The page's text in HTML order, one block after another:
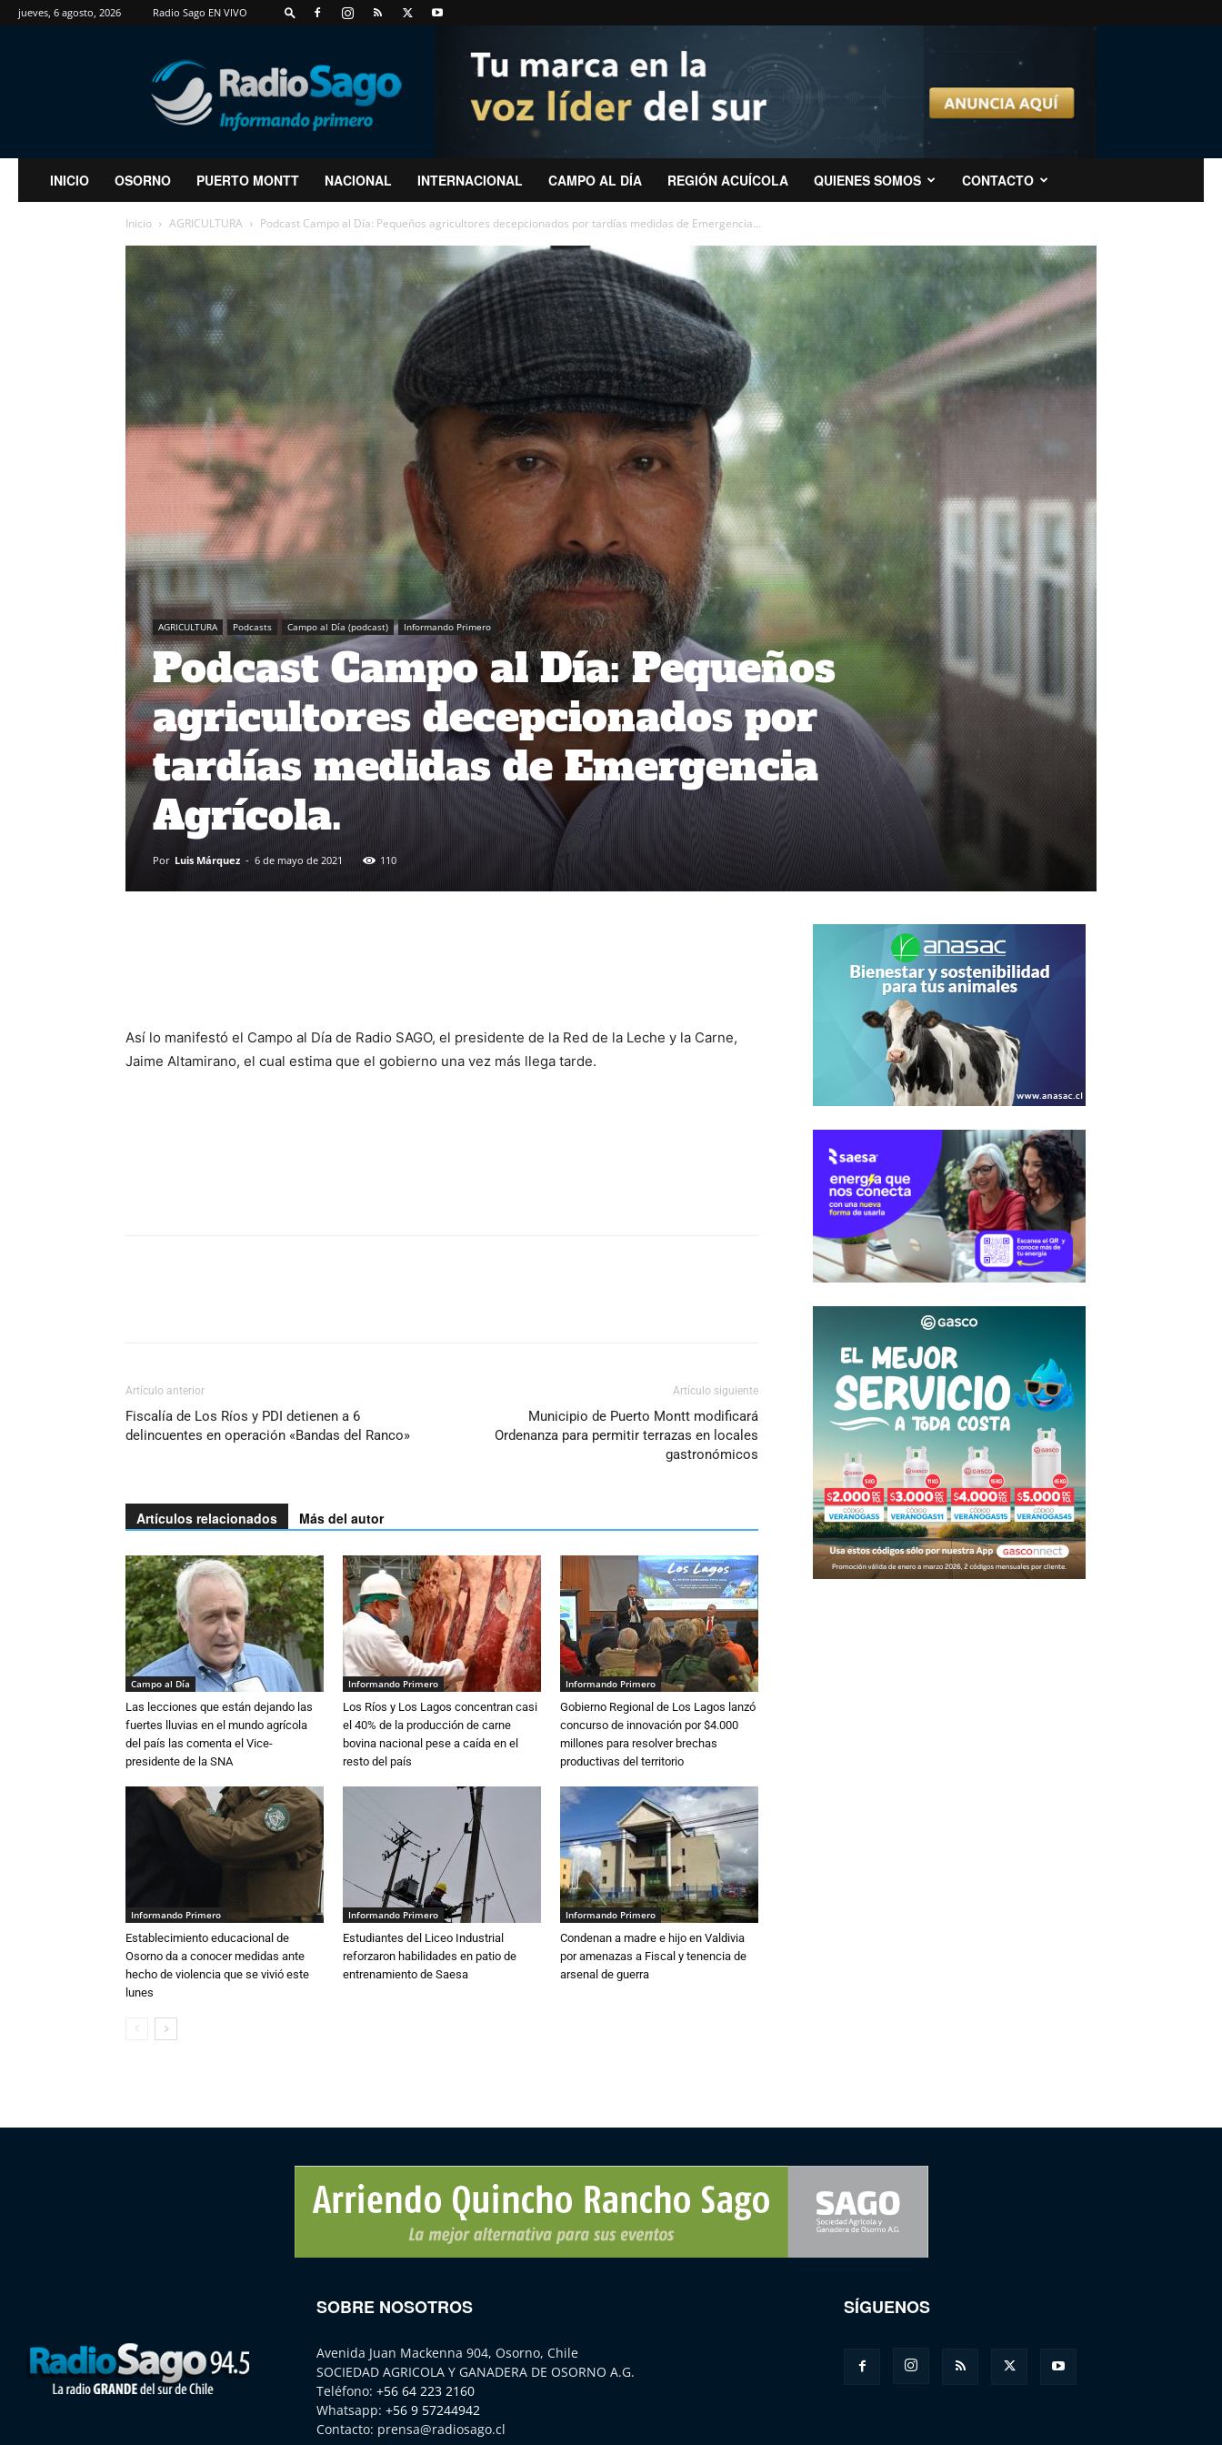
jueves, 6 agosto, 2026 Radio Sago EN VIVO
RadioSago
INICIO OSORNO PUERTO MONTT NACIONAL INTERNACIONAL CAMPO AL DÍA REGIÓN ACUÍCOLA QUIENES SOMOS CONTACTO
Inicio AGRICULTURA Podcast Campo al Día: Pequeños agricultores decepcionados por tardías medidas de Emergencia...
AGRICULTURA Podcasts Campo al Día (podcast) Informando Primero
Podcast Campo al Día: Pequeños
agricultores decepcionados por
tardías medidas de Emergencia
Agrícola.
Por Luis Márquez - 6 de mayo de 2021 110
Así lo manifestó el Campo al Día de Radio SAGO, el presidente de la Red de la Leche y la Carne,
Jaime Altamirano, el cual estima que el gobierno una vez más llega tarde.
Artículo anterior
Fiscalía de Los Ríos y PDI detienen a 6
delincuentes en operación «Bandas del Ranco»
Artículo siguiente
Municipio de Puerto Montt modificará
Ordenanza para permitir terrazas en locales
gastronómicos
Artículos relacionados Más del autor
Campo al Día
Las lecciones que están dejando las
fuertes lluvias en el mundo agrícola
del país las comenta el Vice-
presidente de la SNA
Informando Primero
Los Ríos y Los Lagos concentran casi
el 40% de la producción de carne
bovina nacional pese a caída en el
resto del país
Informando Primero
Gobierno Regional de Los Lagos lanzó
concurso de innovación por $4.000
millones para resolver brechas
productivas del territorio
Informando Primero
Establecimiento educacional de
Osorno da a conocer medidas ante
hecho de violencia que se vivió este
lunes
Informando Primero
Estudiantes del Liceo Industrial
reforzaron habilidades en patio de
entrenamiento de Saesa
Informando Primero
Condenan a madre e hijo en Valdivia
por amenazas a Fiscal y tenencia de
arsenal de guerra
SOBRE NOSOTROS
Avenida Juan Mackenna 904, Osorno, Chile
SOCIEDAD AGRICOLA Y GANADERA DE OSORNO A.G.
Teléfono: +56 64 223 2160
Whatsapp: +56 9 57244942
Contacto: prensa@radiosago.cl
SÍGUENOS